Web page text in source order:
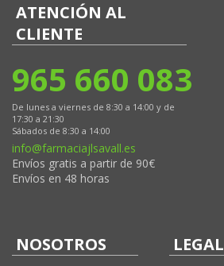
ATENCIÓN AL
CLIENTE
965 660 083
De lunes a viernes de 8:30 a 14:00 y de
17:30 a 21:30
Sábados de 8:30 a 14:00
info@farmaciajlsavall.es
Envíos gratis a partir de 90€
Envíos en 48 horas
NOSOTROS LEGAL